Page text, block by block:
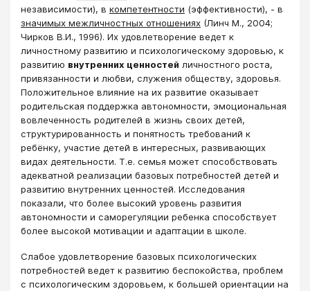
независимости), в компетентности (эффективности), - в
значимых межличностных отношениях (Линч М., 2004;
Чирков В.И., 1996). Их удовлетворение ведет к
личностному развитию и психологическому здоровью, к
развитию внутренних ценностей личностного роста,
привязанности и любви, служения обществу, здоровья.
Положительное влияние на их развитие оказывает
родительская поддержка автономности, эмоциональная
вовлеченность родителей в жизнь своих детей,
структурированность и понятность требований к
ребёнку, участие детей в интересных, развивающих
видах деятельности. Т.е. семья может способствовать
адекватной реализации базовых потребностей детей и
развитию внутренних ценностей. Исследования
показали, что более высокий уровень развития
автономности и саморегуляции ребенка способствует
более высокой мотивации и адаптации в школе.
Слабое удовлетворение базовых психологических
потребностей ведет к развитию беспокойства, проблем
с психологическим здоровьем, к большей ориентации на